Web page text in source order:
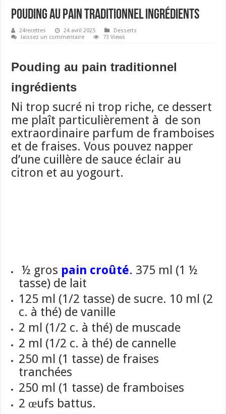
Pouding au pain traditionnel ingrédients
24recettes 24 avril 2025
Desserts
laissez un commentaire
73 Views
Pouding au pain traditionnel
ingrédients
Ni trop sucré ni trop riche, ce dessert
me plaît particulièrement à de son
extraordinaire parfum de framboises
et de fraises.Vous pouvez napper
d’une cuillère de sauce éclair au
citron et au yogourt.
½ gros pain croûté. 375 ml (1 ½
tasse) de lait
125 ml (1/2 tasse) de sucre. 10 ml (2
c. à thé) de vanille
2 ml (1/2 c. à thé) de muscade
2 ml (1/2 c. à thé) de cannelle
250 ml (1 tasse) de fraises
tranchées
250 ml (1 tasse) de framboises
2 œufs battus.